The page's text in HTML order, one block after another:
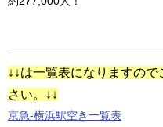
↓↓は一覧表になりますの
さい。↓↓
京急-横浜駅空き一覧表